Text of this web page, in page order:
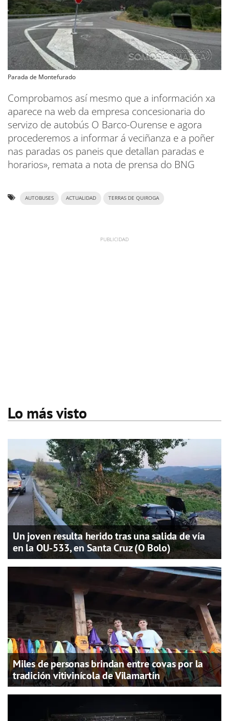
Parada de Montefurado
Comprobamos así mesmo que a información xa
aparece na web da empresa concesionaria do
servizo de autobús O Barco-Ourense e agora
procederemos a informar á veciñanza e a poñer
nas paradas os paneis que detallan paradas e
horarios», remata a nota de prensa do BNG
AUTOBUSES ACTUALIDAD TERRAS DE QUIROGA
Lo más visto
Un joven resulta herido tras una salida de vía
en la OU-533, en Santa Cruz (O Bolo)
Miles de personas brindan entre covas por la
tradición vitivinícola de Vilamartín